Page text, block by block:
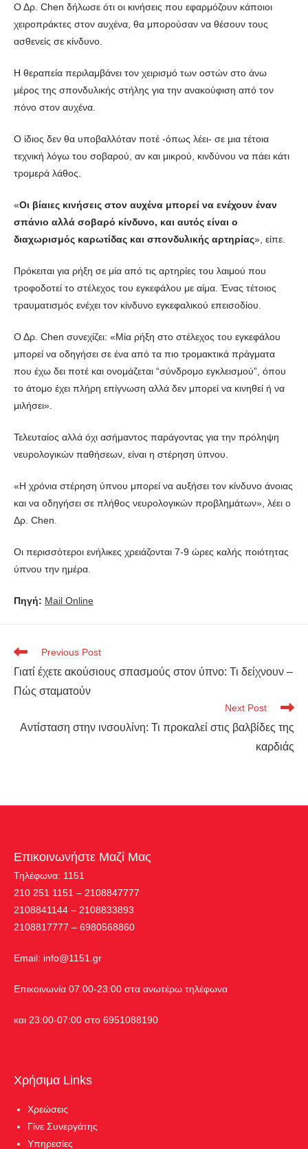
Ο Δρ. Chen δήλωσε ότι οι κινήσεις που εφαρμόζουν κάποιοι
χειροπράκτες στον αυχένα, θα μπορούσαν να θέσουν τους
ασθενείς σε κίνδυνο.
Η θεραπεία περιλαμβάνει τον χειρισμό των οστών στο άνω
μέρος της σπονδυλικής στήλης για την ανακούφιση από τον
πόνο στον αυχένα.
Ο ίδιος δεν θα υποβαλλόταν ποτέ -όπως λέει- σε μια τέτοια
τεχνική λόγω του σοβαρού, αν και μικρού, κινδύνου να πάει κάτι
τρομερά λάθος.
«Οι βίαιες κινήσεις στον αυχένα μπορεί να ενέχουν έναν
σπάνιο αλλά σοβαρό κίνδυνο, και αυτός είναι ο
διαχωρισμός καρωτίδας και σπονδυλικής αρτηρίας», είπε.
Πρόκειται για ρήξη σε μία από τις αρτηρίες του λαιμού που
τροφοδοτεί το στέλεχος του εγκεφάλου με αίμα. Ένας τέτοιος
τραυματισμός ενέχει τον κίνδυνο εγκεφαλικού επεισοδίου.
Ο Δρ. Chen συνεχίζει: «Μία ρήξη στο στέλεχος του εγκεφάλου
μπορεί να οδηγήσει σε ένα από τα πιο τρομακτικά πράγματα
που έχω δει ποτέ και ονομάζεται “σύνδρομο εγκλεισμού”, όπου
το άτομο έχει πλήρη επίγνωση αλλά δεν μπορεί να κινηθεί ή να
μιλήσει».
Τελευταίος αλλά όχι ασήμαντος παράγοντας για την πρόληψη
νευρολογικών παθήσεων, είναι η στέρηση ύπνου.
«Η χρόνια στέρηση ύπνου μπορεί να αυξήσει τον κίνδυνο άνοιας
και να οδηγήσει σε πλήθος νευρολογικών προβλημάτων», λέει ο
Δρ. Chen.
Οι περισσότεροι ενήλικες χρειάζονται 7-9 ώρες καλής ποιότητας
ύπνου την ημέρα.
Πηγή: Mail Online
Previous Post
Γιατί έχετε ακούσιους σπασμούς στον ύπνο: Τι δείχνουν –
Πώς σταματούν
Next Post
Αντίσταση στην ινσουλίνη: Τι προκαλεί στις βαλβίδες της
καρδιάς
Επικοινωνήστε Μαζί Μας
Τηλέφωνα: 1151
210 251 1151 – 2108847777
2108841144 – 2108833893
2108817777 – 6980568860
Εmail: info@1151.gr
Επικοινωνία 07:00-23:00 στα ανωτέρω τηλέφωνα
και 23:00-07:00 στο 6951088190
Χρήσιμα Links
Χρεώσεις
Γίνε Συνεργάτης
Υπηρεσίες